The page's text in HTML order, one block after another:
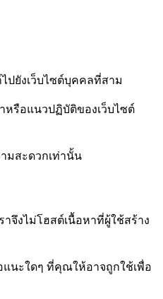
ไปยังเว็บไซต์บุคคลที่สาม
หรือแนวปฏิบัติของเว็บไซต์
มสะดวกเท่านั้น
าจึงไม่โฮสต์เนื้อหาที่ผู้ใช้สร้าง
นะใดๆ ที่คุณให้อาจถูกใช้เพื่อ